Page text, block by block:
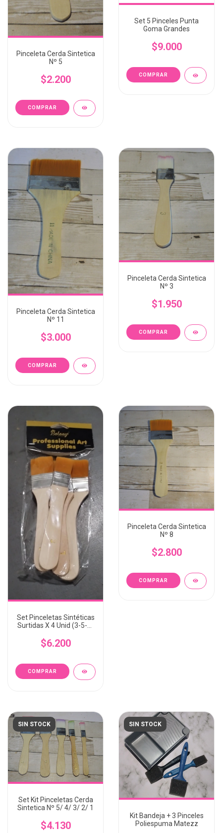
Pinceleta Cerda Sintetica
Nº 5
$2.200
Set 5 Pinceles Punta
Goma Grandes
$9.000
Pinceleta Cerda Sintetica
Nº 11
$3.000
Pinceleta Cerda Sintetica
Nº 3
$1.950
Set Pinceletas Sintéticas
Surtidas X 4 Unid (3-5-7-
$6.200
Pinceleta Cerda Sintetica
Nº 8
$2.800
SIN STOCK
Set Kit Pinceletas Cerda
Sintetica Nº 5/ 4/ 3/ 2/ 1
$4.130
SIN STOCK
Kit Bandeja + 3 Pinceles
Poliespuma Matezz